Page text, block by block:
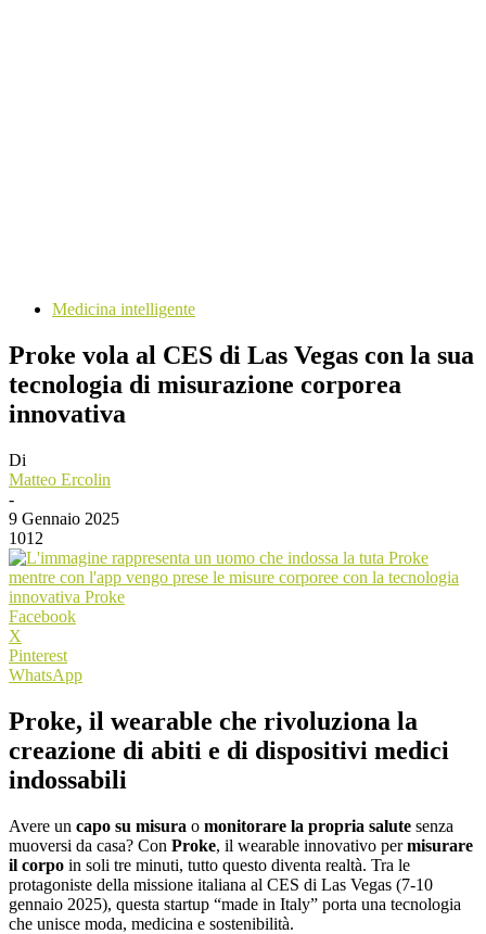
Medicina intelligente
Proke vola al CES di Las Vegas con la sua
tecnologia di misurazione corporea
innovativa
Di
Matteo Ercolin
-
9 Gennaio 2025
1012
Facebook
X
Pinterest
WhatsApp
Proke, il wearable che rivoluziona la
creazione di abiti e di dispositivi medici
indossabili
Avere un capo su misura o monitorare la propria salute senza
muoversi da casa? Con Proke, il wearable innovativo permisurare
il corpo in soli tre minuti, tutto questo diventa realtà. Tra le
protagoniste della missione italiana al CES di Las Vegas (7-10
gennaio 2025), questa startup “made in Italy” porta una tecnologia
che unisce moda, medicina e sostenibilità.